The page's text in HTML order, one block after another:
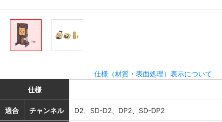
仕様（材質・表面処理）表示について
仕様
適合 チャンネル D2、SD-D2、DP2、SD-DP2